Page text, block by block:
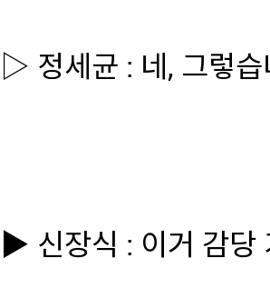
▷ 정세균 : 네, 그렇습
▶ 신장식 : 이거 감당